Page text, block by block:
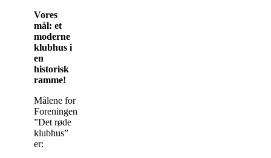
Vores
mål: et
moderne
klubhus i
en
historisk
ramme!
Målene for
Foreningen
”Det røde
klubhus”
er: